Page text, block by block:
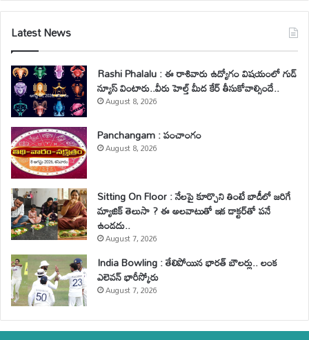
Latest News
Rashi Phalalu : ఈ రాశివారు ఉద్యోగం విషయంలో గుడ్
న్యూస్ వింటారు..వీరు హెల్త్ మీద కేర్ తీసుకోవాల్సిందే..
August 8, 2026
Panchangam : పంచాంగం
August 8, 2026
Sitting On Floor : నేలపై కూర్చొని తింటే బాడీలో జరిగే
మ్యాజిక్ తెలుసా ? ఈ అలవాటుతో ఇక డాక్టర్‌తో పనే
ఉండదు..
August 7, 2026
India Bowling : తేలిపోయిన భారత్ బౌలర్లు.. లంక
ఎలెవన్ భారీస్కోరు
August 7, 2026